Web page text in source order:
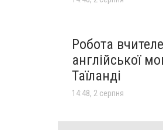
Робота
англійської
Таїланді
14:48, 2 серпня